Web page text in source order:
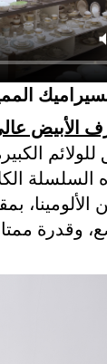
الأبيض عالي
السلسلة
وقدرة